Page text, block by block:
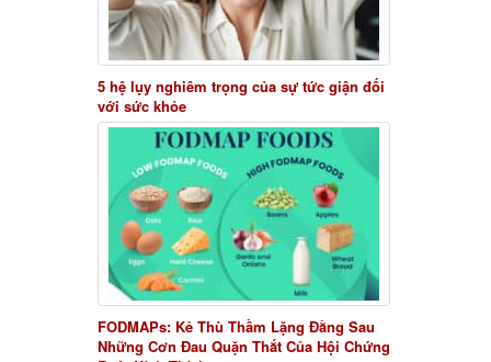
5 hệ lụy nghiêm trọng của sự tức giận đối
với sức khỏe
FODMAPs: Kẻ Thù Thầm Lặng Đằng Sau
Những Cơn Đau Quặn Thắt Của Hội Chứng